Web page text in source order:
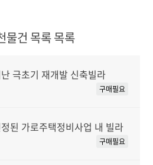
물건 목록 목록
극초기 재개발 신축빌라
구매필요
된 가로주택정비사업 내 빌라
구매필요